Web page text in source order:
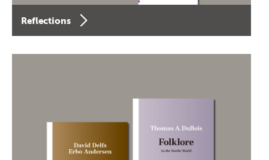
Reflections